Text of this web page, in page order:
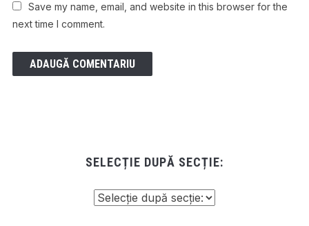
Save my name, email, and website in this browser for the
next time I comment.
SELECȚIE DUPĂ SECȚIE: